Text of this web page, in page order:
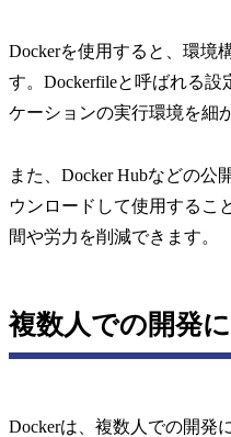
Dockerを使用すると、環境
す。Dockerfileと呼ばれる設
ケーションの実行環境を細
また、Docker Hubなどの公
ウンロードして使用するこ
間や労力を削減できます。
複数人での開発
Dockerは、複数人での開発